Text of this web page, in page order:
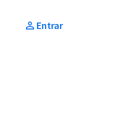
Entrar